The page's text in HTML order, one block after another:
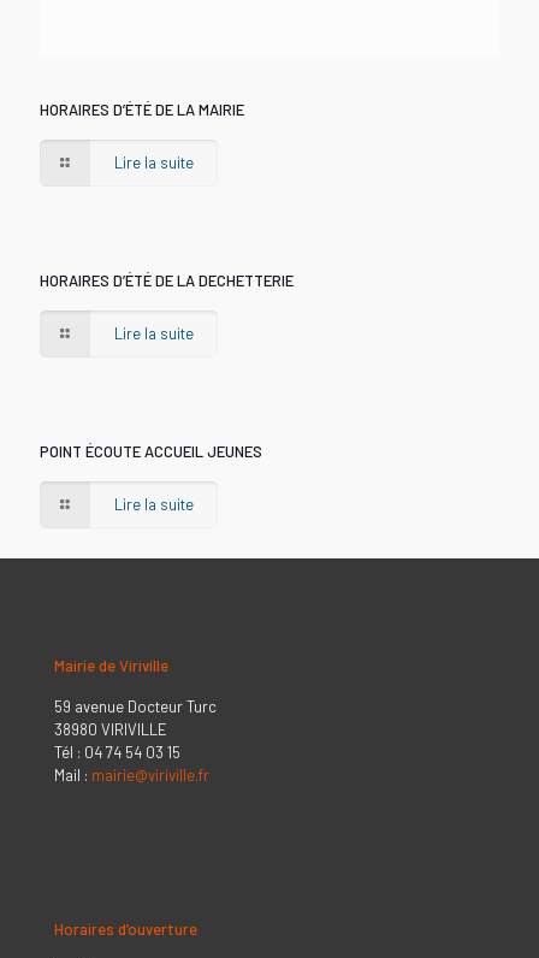
HORAIRES D’ÉTÉ DE LA MAIRIE
Lire la suite
HORAIRES D’ÉTÉ DE LA DECHETTERIE
Lire la suite
POINT ÉCOUTE ACCUEIL JEUNES
Lire la suite
Mairie de Viriville
59 avenue Docteur Turc
38980 VIRIVILLE
Tél : 04 74 54 03 15
Mail : mairie@viriville.fr
Horaires d’ouverture